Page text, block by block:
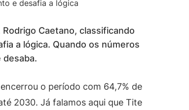
Caetano, classificando
a lógica. Quando os números
o período com 64,7% de
2030. Já falamos aqui que Tite